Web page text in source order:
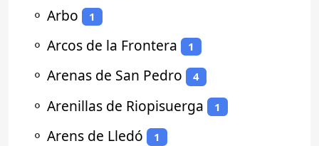
⚬ Arbo 1
⚬ Arcos de la Frontera 1
⚬ Arenas de San Pedro 4
⚬ Arenillas de Riopisuerga 1
⚬ Arens de Lledó 1